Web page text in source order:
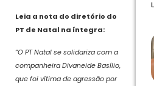
Leia a nota do diretório do
PT de Natal na íntegra:
“O PT Natal se solidariza com a
companheira Divaneide Basílio,
que foi vítima de agressão por